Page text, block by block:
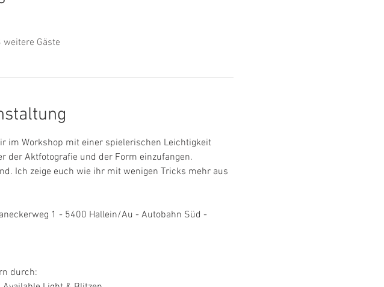
weitere Gäste
im Workshop mit einer spielerischen Leichtigkeit
der Aktfotografie und der Form einzufangen.
Ich zeige euch wie ihr mit wenigen Tricks mehr aus
1 - 5400 Hallein/Au - Autobahn Süd -
durch: